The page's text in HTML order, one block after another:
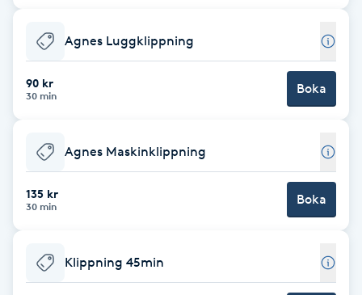
Brynfärgning
Brynplockning
Celluliter
Color correction
Agnes Luggklippning
90 kr
30 min Boka
Agnes Maskinklippning
135 kr
30 min Boka
Klippning 45min